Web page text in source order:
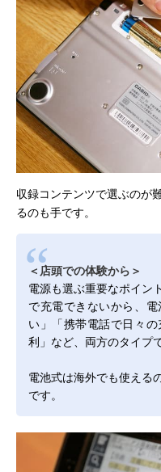
収録コンテンツで選ぶのが
るのも手です。
＜店頭での体験から＞
電源も選ぶ重要なポイン
で充電できないから、
い」「携帯電話で日々
利」など、両方のタイプ
電池式は海外でも使える
です。